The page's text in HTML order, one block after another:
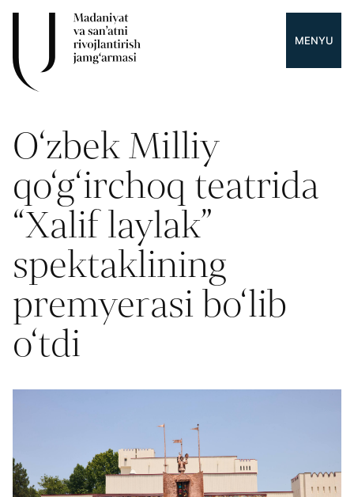
MENYU
O‘zbek Milliy
qo‘g‘irchoq teatrida
“Xalif laylak”
spektaklining
premyerasi bo‘lib
o‘tdi